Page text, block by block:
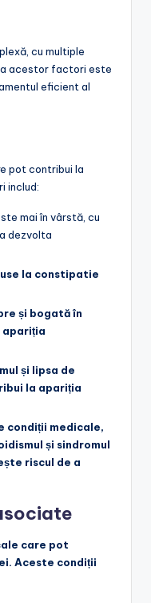
cu multiple
acestor factori este
eficient al
pot contribui la
includ:
mai în vârstă, cu
dezvolta
la constipatie
și bogată în
apariția
și lipsa de
la apariția
condiții medicale,
și sindromul
riscul de a
care pot
Aceste condiții